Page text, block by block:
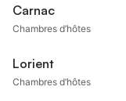
Carnac
Chambres d’hôtes
Lorient
Chambres d’hôtes